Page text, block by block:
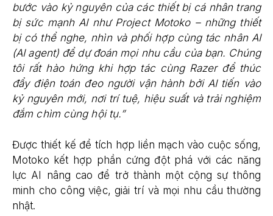
bước vào kỷ nguyên của các thiết bị cá nhân trang
bị sức mạnh AI như Project Motoko – những thiết
bị có thể nghe, nhìn và phối hợp cùng tác nhân AI
(AI agent) để dự đoán mọi nhu cầu của bạn. Chúng
tôi rất hào hứng khi hợp tác cùng Razer để thúc
đẩy điện toán đeo người vận hành bởi AI tiến vào
kỷ nguyên mới, nơi trí tuệ, hiệu suất và trải nghiệm
đắm chìm cùng hội tụ.”
Được thiết kế để tích hợp liền mạch vào cuộc sống,
Motoko kết hợp phần cứng đột phá với các năng
lực AI nâng cao để trở thành một cộng sự thông
minh cho công việc, giải trí và mọi nhu cầu thường
nhật.